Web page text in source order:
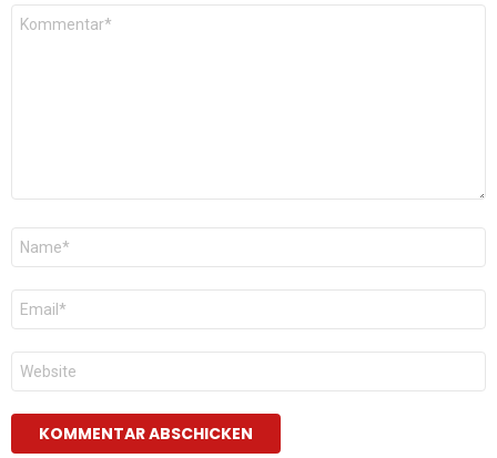
Kommentar
Name
E-
Mail
*
Website